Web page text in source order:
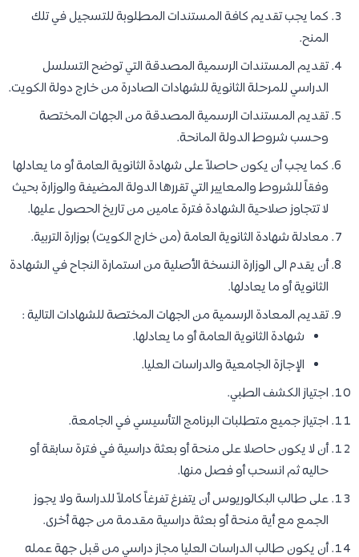
كما يجب تقديم كافة المستندات المطلوبة للتسجيل في تلك
المنح.
تقديم المستندات الرسمية المصدقة التي توضح التسلسل
الدراسي للمرحلة الثانوية للشهادات الصادرة من خارج دولة الكويت.
تقديم المستندات الرسمية المصدقة من الجهات المختصة
وحسب شروط الدولة المانحة.
كما يجب أن يكون حاصلاً على شهادة الثانوية العامة أو ما يعادلها
وفقاً للشروط والمعايير التي تقررها الدولة المضيفة والوزارة بحيث
لا تتجاوز صلاحية الشهادة فترة عامين من تاريخ الحصول عليها.
معادلة شهادة الثانوية العامة (من خارج الكويت) بوزارة التربية.
أن يقدم الى الوزارة النسخة الأصلية من استمارة النجاح في الشهادة
الثانوية أو ما يعادلها.
تقديم المعادة الرسمية من الجهات المختصة للشهادات التالية :
شهادة الثانوية العامة أو ما يعادلها.
الإجازة الجامعية والدراسات العليا.
اجتياز الكشف الطبي.
اجتياز جميع متطلبات البرنامج التأسيسي في الجامعة.
أن لا يكون حاصلا على منحة أو بعثة دراسية في فترة سابقة أو
حاليه ثم انسحب أو فصل منها.
على طالب البكالوريوس أن يتفرغ تفرغاً كاملاً للدراسة ولا يجوز
الجمع مع أية منحة أو بعثة دراسية مقدمة من جهة أخرى.
أن يكون طالب الدراسات العليا مجاز دراسي من قبل جهة عمله